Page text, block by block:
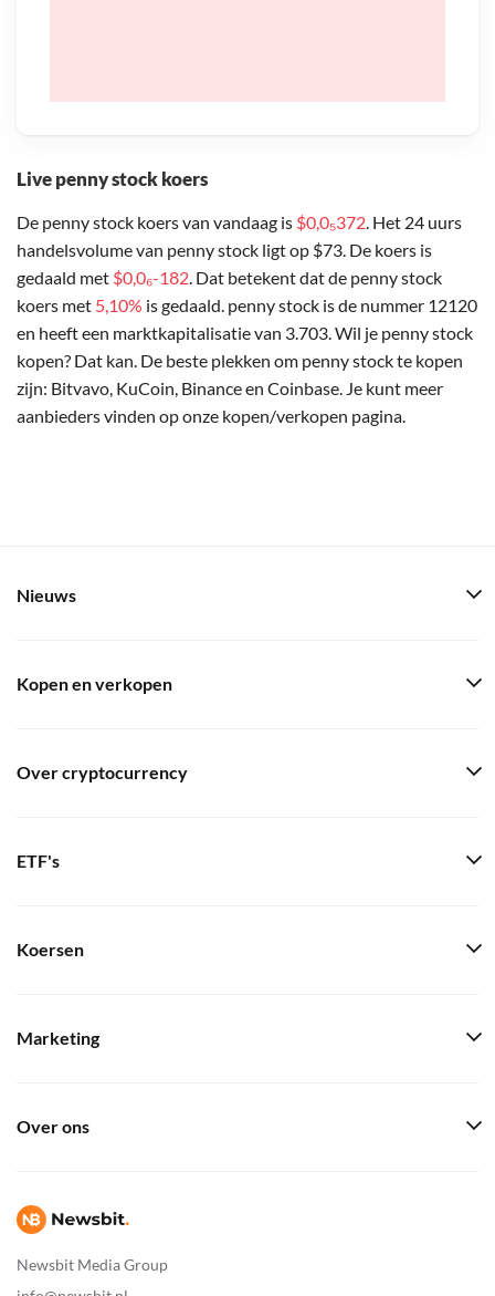
Live penny stock koers
De penny stock koers van vandaag is $0,0₅372. Het 24 uurs
handelsvolume van penny stock ligt op $73. De koers is
gedaald met $0,0₆-182. Dat betekent dat de penny stock
koers met 5,10% is gedaald. penny stock is de nummer 12120
en heeft een marktkapitalisatie van 3.703. Wil je penny stock
kopen? Dat kan. De beste plekken om penny stock te kopen
zijn: Bitvavo, KuCoin, Binance en Coinbase. Je kunt meer
aanbieders vinden op onze kopen/verkopen pagina.
Newsbit Media Group
Nieuws
Kopen en verkopen
Over cryptocurrency
ETF's
Koersen
Marketing
Over ons